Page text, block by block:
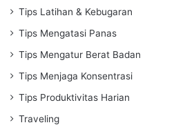
Tips Latihan & Kebugaran
Tips Mengatasi Panas
Tips Mengatur Berat Badan
Tips Menjaga Konsentrasi
Tips Produktivitas Harian
Traveling